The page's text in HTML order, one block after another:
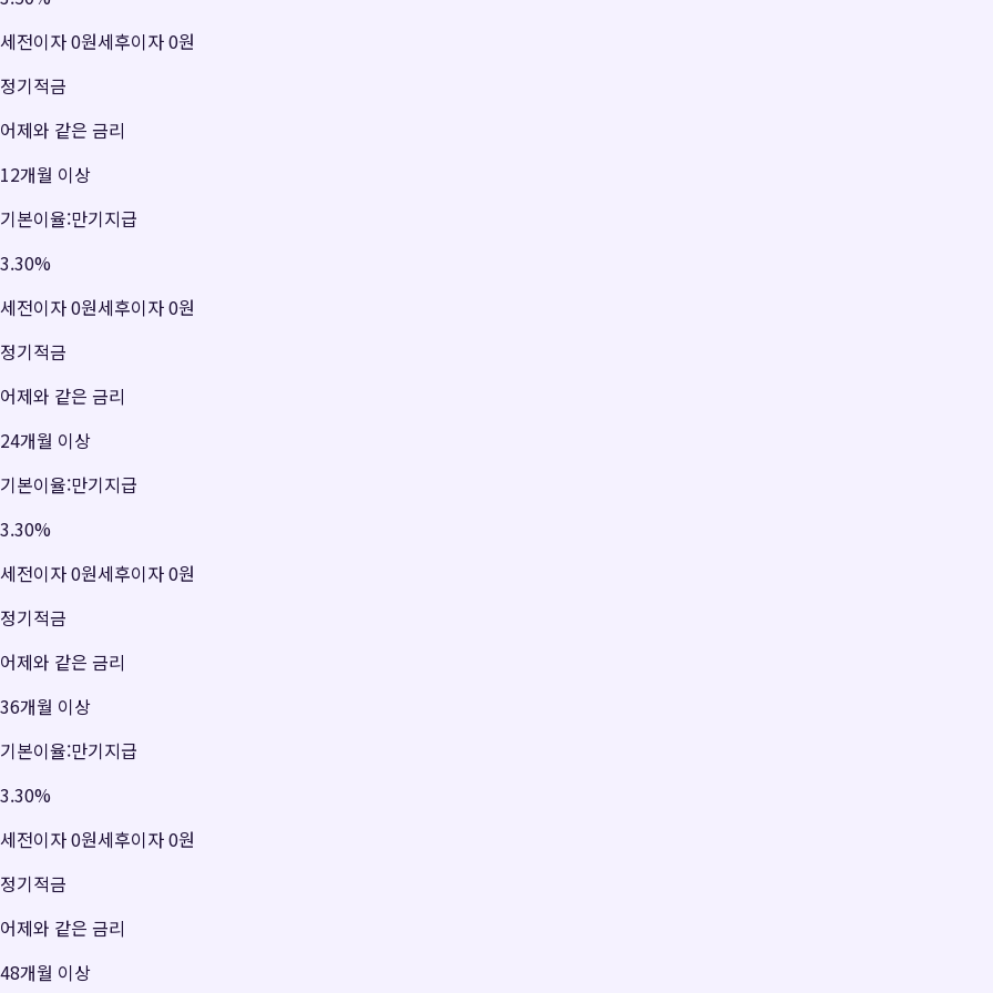
세전이자0원세후이자0원
정기적금
어제와 같은 금리
12개월 이상
기본이율:만기지급
3.30%
세전이자0원세후이자0원
정기적금
어제와 같은 금리
24개월 이상
기본이율:만기지급
3.30%
세전이자0원세후이자0원
정기적금
어제와 같은 금리
36개월 이상
기본이율:만기지급
3.30%
세전이자0원세후이자0원
정기적금
어제와 같은 금리
48개월 이상